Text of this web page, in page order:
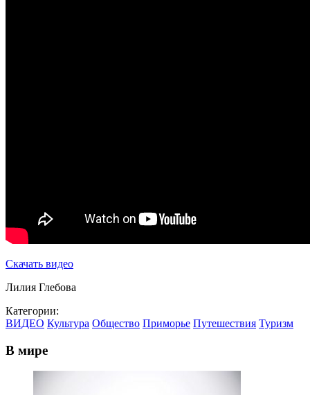
Скачать видео
Лилия Глебова
Категории:
ВИДЕО Культура Общество Приморье Путешествия Туризм
В мире